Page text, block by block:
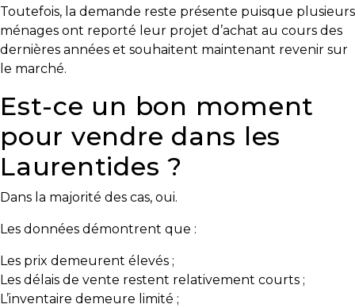
Toutefois, la demande reste présente puisque plusieurs
ménages ont reporté leur projet d’achat au cours des
dernières années et souhaitent maintenant revenir sur
le marché.
Est-ce un bon moment
pour vendre dans les
Laurentides ?
Dans la majorité des cas, oui.
Les données démontrent que :
Les prix demeurent élevés ;
Les délais de vente restent relativement courts ;
L’inventaire demeure limité ;